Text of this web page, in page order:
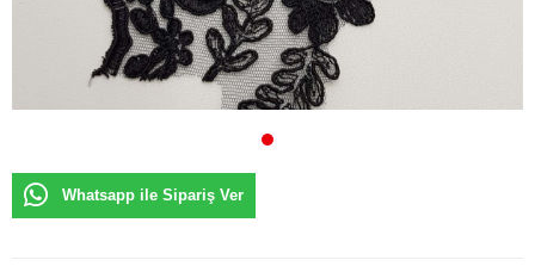
Whatsapp ile Sipariş Ver